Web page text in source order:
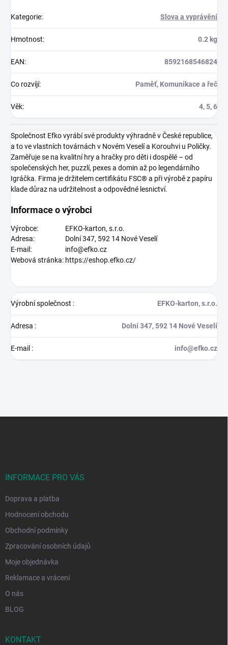
Kategorie: Slova a vyprávění
Hmotnost: 0.2 kg
EAN: 8592168546824
Co rozvíjí: Paměť, Komunikace a řeč
Věk: 4, 5, 6
Společnost Efko vyrábí své produkty výhradně v České republice,
a to ve vlastních továrnách v Novém Veselí a Korouhvi u Poličky.
Zaměřuje se na kvalitní hry a hračky pro děti i dospělé – od
společenských her, puzzlí, pexes a domin až po legendárního
Igráčka. Firma je držitelem certifikátu FSC® a při výrobě z papíru
klade důraz na udržitelnost a odpovědné lesnictví.
Informace o výrobci
Výrobce:
EFKO-karton, s.r.o.
Adresa:
Dolní 347, 592 14 Nové Veselí
E-mail:
info@efko.cz
Webová stránka: https://eshop.efko.cz/
Výrobní společnost : EFKO-karton, s.r.o.
Adresa : Dolní 347, 592 14 Nové Veselí
E-mail : info@efko.cz
INFORMACE PRO VÁS
Doprava a platba
Hodnocení obchodu
Obchodní podmínky
Zpracování osobních údajů
Moje objednávka
Reklamace a vrácení
O nás
BLOG
KONTAKT